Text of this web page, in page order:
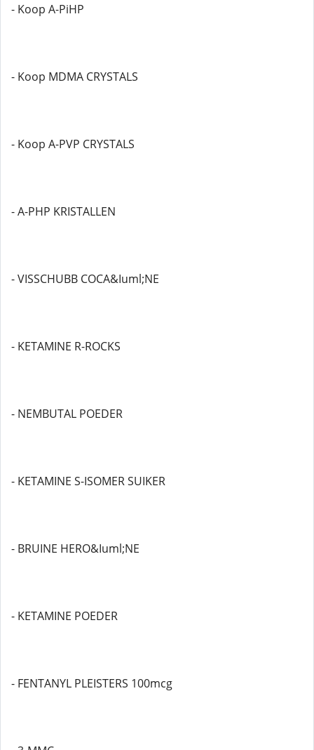
- Koop A-PiHP
- Koop MDMA CRYSTALS
- Koop A-PVP CRYSTALS
- A-PHP KRISTALLEN
- VISSCHUBB COCA&Iuml;NE
- KETAMINE R-ROCKS
- NEMBUTAL POEDER
- KETAMINE S-ISOMER SUIKER
- BRUINE HERO&Iuml;NE
- KETAMINE POEDER
- FENTANYL PLEISTERS 100mcg